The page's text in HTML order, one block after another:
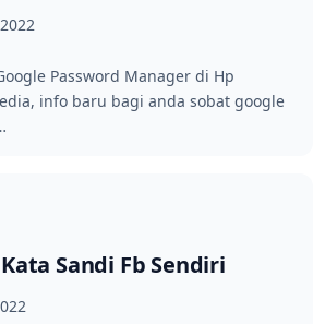
Password Manager di Hp
info baru bagi anda sobat google
Sandi Fb Sendiri